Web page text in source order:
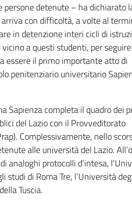
persone detenute – ha dichiarato
con difficoltà, a volte al
in detenzione interi cicli di
a questi studenti, per
essere il primo importante atto di
penitenziario universitario
Sapienza completa il quadro dei
del Lazio con il Provveditorato
Complessivamente, nello
alle università del Lazio.
analoghi protocolli d’intesa,
studi di Roma Tre, l’Università
Tuscia.